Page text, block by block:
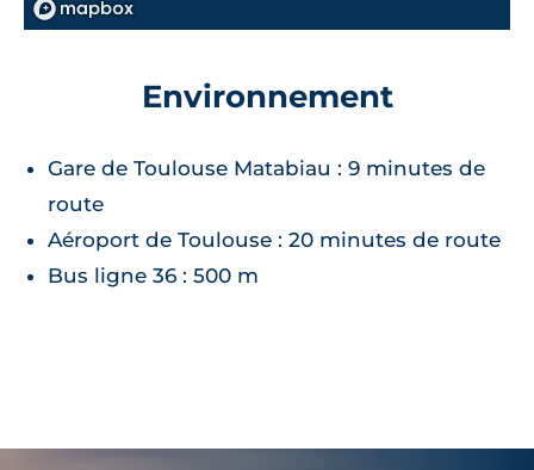
Environnement
Gare de Toulouse Matabiau : 9 minutes de
route
Aéroport de Toulouse : 20 minutes de route
Bus ligne 36 : 500 m